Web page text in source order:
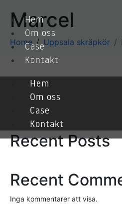
Hem
Om oss
Case
Kontakt
Hem
Om oss
Case
Kontakt
Marcel
Home Uppsala skräpkör
Recent Posts
Recent
Inga kommentarer att visa.